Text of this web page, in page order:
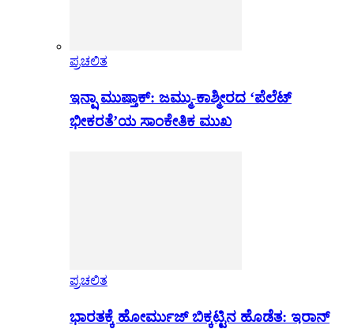
ಪ್ರಚಲಿತ
ಇನ್ಷಾ ಮುಷ್ತಾಕ್: ಜಮ್ಮು-ಕಾಶ್ಮೀರದ ‘ಪೆಲೆಟ್
ಭೀಕರತೆ’ಯ ಸಾಂಕೇತಿಕ ಮುಖ
ಪ್ರಚಲಿತ
ಭಾರತಕ್ಕೆ ಹೋರ್ಮುಜ್ ಬಿಕ್ಕಟ್ಟಿನ ಹೊಡೆತ: ಇರಾನ್